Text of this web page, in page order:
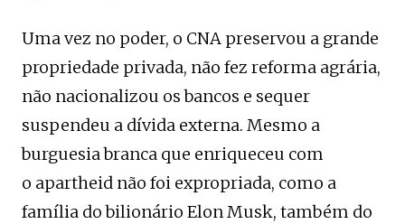
Uma vez no poder, o CNA preservou a grande
propriedade privada, não fez reforma agrária,
não nacionalizou os bancos e sequer
suspendeu a dívida externa. Mesmo a
burguesia branca que enriqueceu com
o apartheid não foi expropriada, como a
família do bilionário Elon Musk, também do